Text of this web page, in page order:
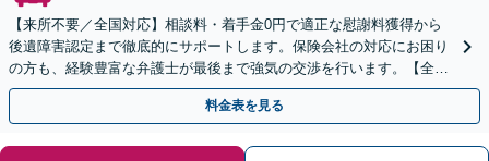
【来所不要／全国対応】相談料・着手金0円で適正な慰謝料獲得から
後遺障害認定まで徹底的にサポートします。保険会社の対応にお困り
の方も、経験豊富な弁護士が最後まで強気の交渉を行います。【全国
13拠点】お気軽にご相談ください。
料金表を見る